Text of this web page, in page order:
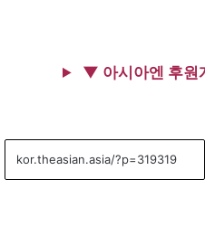
▼ 아시아엔 후